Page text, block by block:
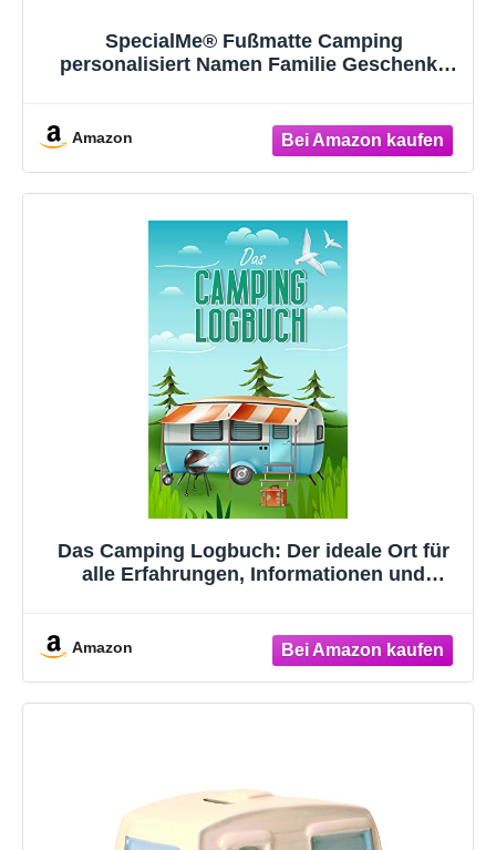
SpecialMe® Fußmatte Camping
personalisiert Namen Familie Geschenke
Amazon
Das Camping Logbuch: Der ideale Ort für
alle Erfahrungen, Informationen und
Amazon